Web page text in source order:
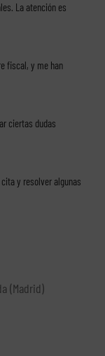
La atención es
fiscal, y me han
ciertas dudas
y resolver algunas
(Madrid)